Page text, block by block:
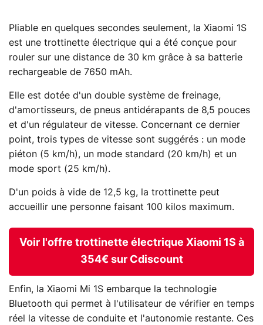
Pliable en quelques secondes seulement, la Xiaomi 1S
est une trottinette électrique qui a été conçue pour
rouler sur une distance de 30 km grâce à sa batterie
rechargeable de 7650 mAh.
Elle est dotée d'un double système de freinage,
d'amortisseurs, de pneus antidérapants de 8,5 pouces
et d'un régulateur de vitesse. Concernant ce dernier
point, trois types de vitesse sont suggérés : un mode
piéton (5 km/h), un mode standard (20 km/h) et un
mode sport (25 km/h).
D'un poids à vide de 12,5 kg, la trottinette peut
accueillir une personne faisant 100 kilos maximum.
Voir l'offre trottinette électrique Xiaomi 1S à
354€ sur Cdiscount
Enfin, la Xiaomi Mi 1S embarque la technologie
Bluetooth qui permet à l'utilisateur de vérifier en temps
réel la vitesse de conduite et l'autonomie restante. Ces